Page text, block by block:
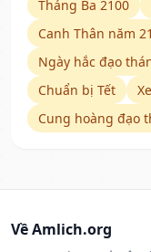
Tháng Ba 2100
Canh Thân năm
Ngày hắc đạo
Chuẩn bị Tết
Cung hoàng đạo
Về Amlich.org